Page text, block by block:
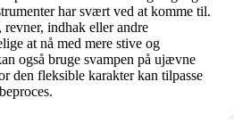
har svært ved at komme til.
indhak eller andre
at nå med mere stive og
også bruge svampen på ujævne
den fleksible karakter kan tilpasse